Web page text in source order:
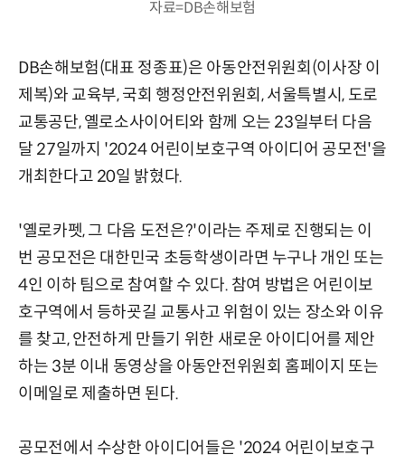
자료=DB손해보험
DB손해보험(대표 정종표)은 아동안전위원회(이사장 이
제복)와 교육부, 국회 행정안전위원회, 서울특별시, 도로
교통공단, 옐로소사이어티와 함께 오는 23일부터 다음
달 27일까지 '2024 어린이보호구역 아이디어 공모전'을
개최한다고 20일 밝혔다.
'옐로카펫, 그 다음 도전은?'이라는 주제로 진행되는 이
번 공모전은 대한민국 초등학생이라면 누구나 개인 또는
4인 이하 팀으로 참여할 수 있다. 참여 방법은 어린이보
호구역에서 등하굣길 교통사고 위험이 있는 장소와 이유
를 찾고, 안전하게 만들기 위한 새로운 아이디어를 제안
하는 3분 이내 동영상을 아동안전위원회 홈페이지 또는
이메일로 제출하면 된다.
공모전에서 수상한 아이디어들은 '2024 어린이보호구